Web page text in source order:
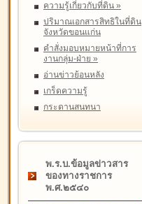
ความรู้เกี่ยวกับที่ดิน »
ปริมาณเอกสารสิทธิในที่ดิน
จังหวัดขอนแก่น
คำสั่งมอบหมายหน้าที่การ
งานกลุ่ม-ฝ่าย »
อ่านข่าวย้อนหลัง
เกร็ดความรู้
กระดานสนทนา
พ.ร.บ.ข้อมูลข่าวสาร
ของทางราชการ
พ.ศ.๒๕๔๐